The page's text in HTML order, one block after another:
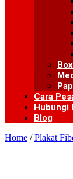
Cara
Hubungi
Blog
Home /Plakat